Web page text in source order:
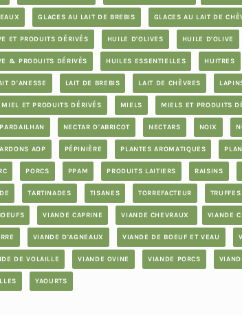
GLACES AU LAIT DE BREBIS GLACES AU LAIT DE
ET PRODUITS DÉRIVÉS HUILE D'OLIVES HUILE D'OLIVE
& PRODUITS DÉRIVÉS HUILES ESSENTIELLES HUITRES
D'ANESSE LAIT DE BREBIS LAIT DE CHÈVRES
MIEL ET PRODUITS DÉRIVÉS MIELS MIELS ET PRODUITS
NECTAR D'ABRICOT NECTARS NOIX
AOP PÉPINIÈRE PLANTES AROMATIQUES
PORCS PPAM PRODUITS LAITIERS RAISINS
TARTINADES TISANES TORREFACTEUR TRUFFES
VIANDE CAPRINE VIANDE CHEVRAUX VIANDE
VIANDE D'AGNEAUX VIANDE DE BOEUF ET VEAU
DE VOLAILLE VIANDE OVINE VIANDE PORCS
YAOURTS